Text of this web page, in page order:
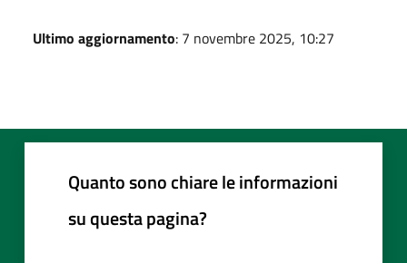
Ultimo aggiornamento: 7 novembre 2025, 10:27
Quanto sono chiare le informazioni
su questa pagina?